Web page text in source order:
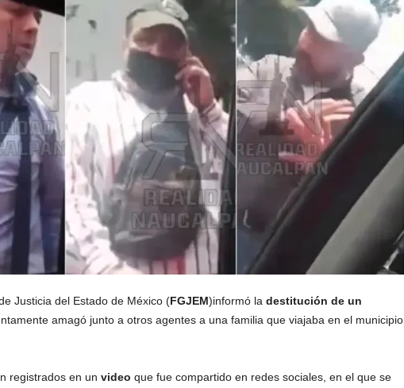
Justicia del Estado de México (FGJEM)informó la destitución de un
amagó junto a otros agentes a una familia que viajaba en el municipio
registrados en un video que fue compartido en redes sociales, en el que se